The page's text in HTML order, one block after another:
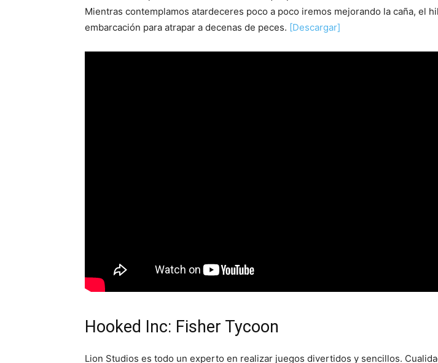
Mientras contemplamos atardeceres poco a poco iremos mejorando la caña, el
embarcación para atrapar a decenas de peces. [Descargar]
Hooked Inc: Fisher Tycoon
Lion Studios es todo un experto en realizar juegos divertidos y sencillos.